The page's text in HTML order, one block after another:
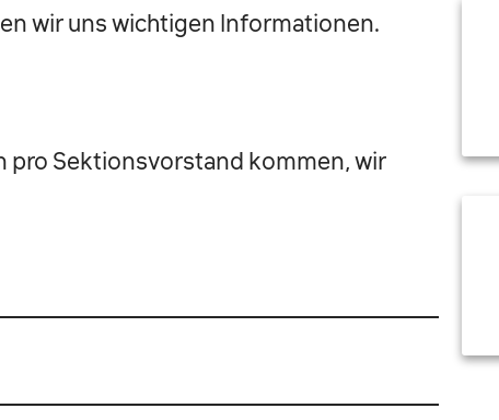
wir uns wichtigen Informationen.
pro Sektionsvorstand kommen, wir